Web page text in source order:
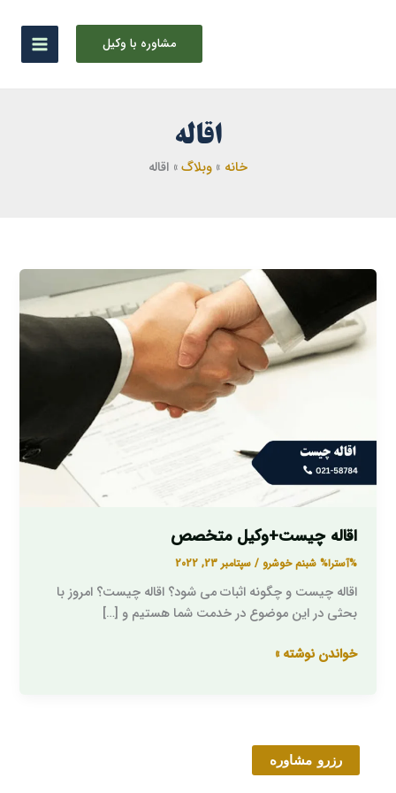
مشاوره با وکیل
اقاله
خانه وبلاگ اقاله
اقاله چیست+وکیل متخصص
%آسترا% شبنم خوشرو/سپتامبر 23, 2022
اقاله چیست و چگونه اثبات می شود؟ اقاله چیست؟ امروز با
بحثی در این موضوع در خدمت شما هستیم و […]
چیست+وکیل
متخصص
خواندن نوشته »
رزرو مشاوره